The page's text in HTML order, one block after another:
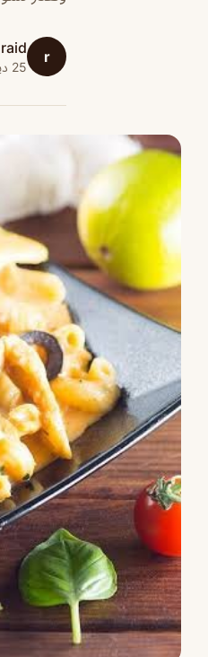
r
raid
25 ديسمبر 2019 · 1 دقائق قراءة